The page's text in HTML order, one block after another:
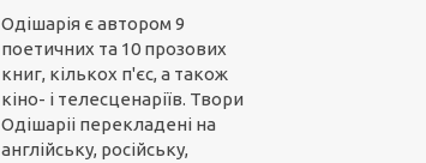
Одішарія є автором 9
поетичних та 10 прозових
книг, кількох п'єс, а також
кіно- і телесценаріїв. Твори
Одішаріі перекладені на
англійську, російську,